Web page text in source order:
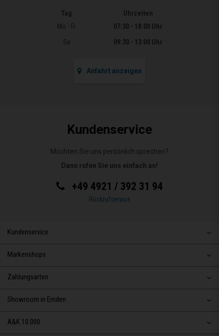
Öffnungszeiten
Tag
Uhrzeiten
Mo - Fr
07:30 - 18:00 Uhr
Sa
09:30 - 13:00 Uhr
Anfahrt anzeigen
Kundenservice
Möchten Sie uns persönlich sprechen?
Dann rufen Sie uns einfach an!
+49 4921 / 392 31 94
Rückrufservice
Kundenservice
Markenshops
Zahlungsarten
Showroom in Emden
A&K 10.000